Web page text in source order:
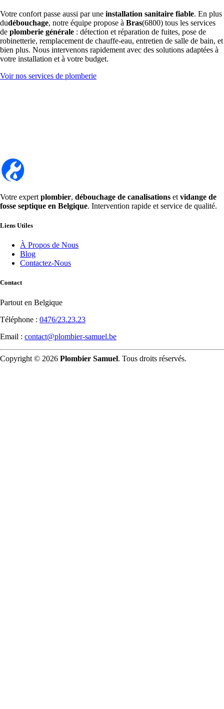
Votre confort passe aussi par une installation sanitaire fiable. En plus
dudébouchage, notre équipe propose à Bras(6800) tous les services
de plomberie générale : détection et réparation de fuites, pose de
robinetterie, remplacement de chauffe-eau, entretien de salle de bain, et
bien plus. Nous intervenons rapidement avec des solutions adaptées à
votre installation et à votre budget.
Voir nos services de plomberie
Votre expert plombier, débouchage de canalisations et vidange de
fosse septique en Belgique. Intervention rapide et service de qualité.
Liens Utiles
À Propos de Nous
Blog
Contactez-Nous
Contact
Partout en Belgique
Téléphone : 0476/23.23.23
Email : contact@plombier-samuel.be
Copyright © 2026 Plombier Samuel. Tous droits réservés.